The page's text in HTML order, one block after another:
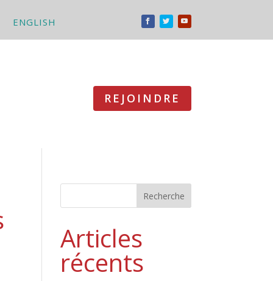
ENGLISH
REJOINDRE
Recherche
Articles
récents